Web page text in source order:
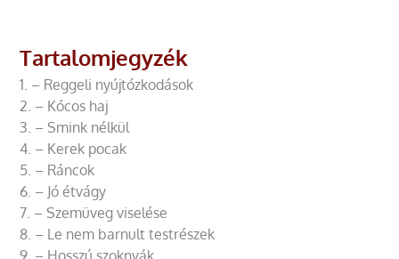
Tartalomjegyzék
1. – Reggeli nyújtózkodások
2. – Kócos haj
3. – Smink nélkül
4. – Kerek pocak
5. – Ráncok
6. – Jó étvágy
7. – Szemüveg viselése
8. – Le nem barnult testrészek
9. – Hosszú szoknyák